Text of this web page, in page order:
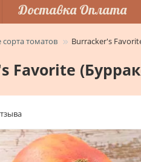
Доставка Оплата
томатов Burracker's
Favorite